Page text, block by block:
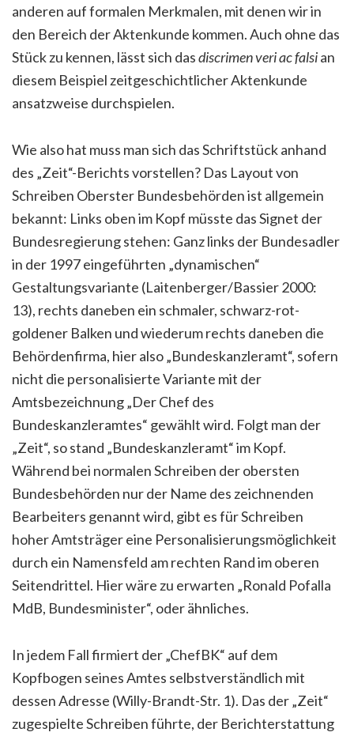
anderen auf formalen Merkmalen, mit denen wir in
den Bereich der Aktenkunde kommen. Auch ohne das
Stück zu kennen, lässt sich dasdiscrimen veri ac falsian
diesem Beispiel zeitgeschichtlicher Aktenkunde
ansatzweise durchspielen.
Wie also hat muss man sich das Schriftstück anhand
des „Zeit“-Berichts vorstellen? Das Layout von
Schreiben Oberster Bundesbehörden ist allgemein
bekannt: Links oben im Kopf müsste das Signet der
Bundesregierung stehen: Ganz links der Bundesadler
in der 1997 eingeführten „dynamischen“
Gestaltungsvariante (Laitenberger/Bassier 2000:
13), rechts daneben ein schmaler, schwarz-rot-
goldener Balken und wiederum rechts daneben die
Behördenfirma, hier also „Bundeskanzleramt“, sofern
nicht die personalisierte Variante mit der
Amtsbezeichnung „Der Chef des
Bundeskanzleramtes“ gewählt wird. Folgt man der
„Zeit“, so stand „Bundeskanzleramt“ im Kopf.
Während bei normalen Schreiben der obersten
Bundesbehörden nur der Name des zeichnenden
Bearbeiters genannt wird, gibt es für Schreiben
hoher Amtsträger eine Personalisierungsmöglichkeit
durch ein Namensfeld am rechten Rand im oberen
Seitendrittel. Hier wäre zu erwarten „Ronald Pofalla
MdB, Bundesminister“, oder ähnliches.
In jedem Fall firmiert der „ChefBK“ auf dem
Kopfbogen seines Amtes selbstverständlich mit
dessen Adresse (Willy-Brandt-Str. 1). Das der „Zeit“
zugespielte Schreiben führte, der Berichterstattung